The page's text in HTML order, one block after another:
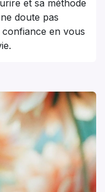
et sa méthode
doute pas
confiance en vous